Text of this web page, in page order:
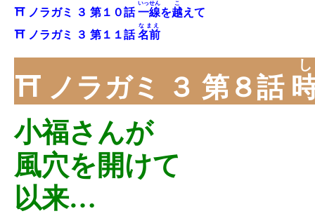
⛩ ノラガミ ３ 第１０話一線
いっせん
を越
こ
えて
⛩ ノラガミ ３ 第１１話名前
なまえ
⛩ ノラガミ ３ 第８話
小福さんが
風穴を開けて
以来…